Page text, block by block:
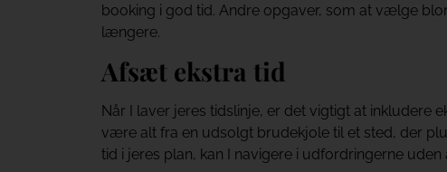
booking i god tid. Andre opgaver, som at vælge
længere.
Afsæt ekstra tid
Når I laver jeres tidslinje, er det vigtigt at inkludere
være alt fra en udsolgt brudekjole til et sted, der
tid i jeres plan, kan I navigere i udfordringerne uden